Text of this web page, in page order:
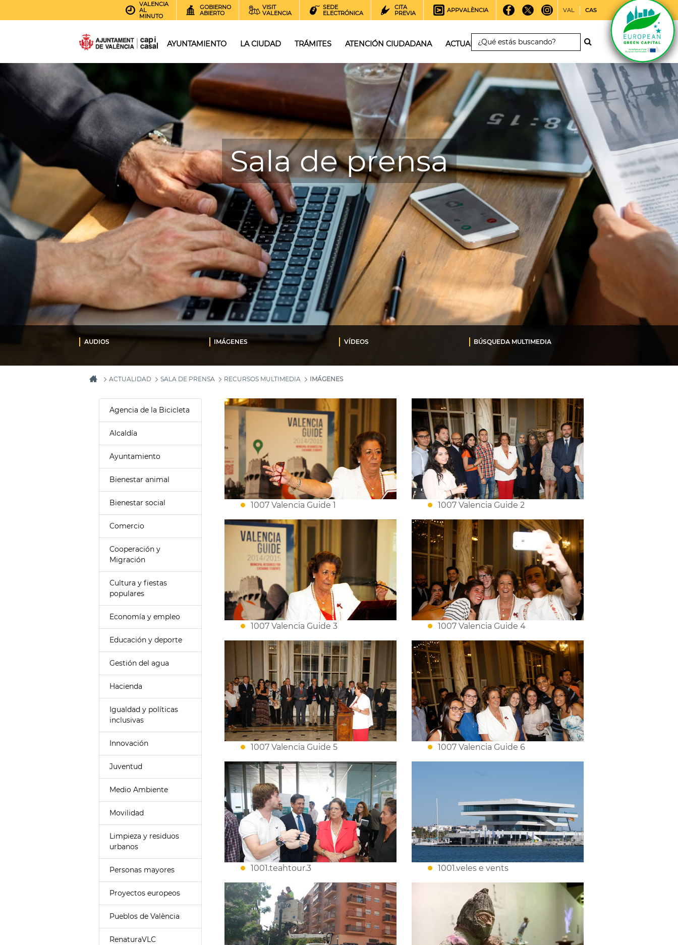
VALENCIA
AL
MINUTO
GOBIERNO
ABIERTO
VISIT
VALENCIA
SEDE
ELECTRÓNICA
CITA
PREVIA
APPVALÈNCIA VAL CAS
AYUNTAMIENTO LA CIUDAD TRÁMITES ATENCIÓN CIUDADANA ACTUALIDAD
Sala de prensa
AUDIOS IMÁGENES VÍDEOS BÚSQUEDA MULTIMEDIA
ACTUALIDAD SALA DE PRENSA RECURSOS MULTIMEDIA IMÁGENES
Agencia de la Bicicleta
Alcaldía
Ayuntamiento
Bienestar animal
Bienestar social
Comercio
Cooperación y
Migración
Cultura y fiestas
populares
Economía y empleo
Educación y deporte
Gestión del agua
Hacienda
Igualdad y políticas
inclusivas
Innovación
Juventud
Medio Ambiente
Movilidad
Limpieza y residuos
urbanos
Personas mayores
Proyectos europeos
Pueblos de València
RenaturaVLC
1007 Valencia Guide 1 1007 Valencia Guide 2
1007 Valencia Guide 3 1007 Valencia Guide 4
1007 Valencia Guide 5 1007 Valencia Guide 6
1001.teahtour.3 1001.veles e vents